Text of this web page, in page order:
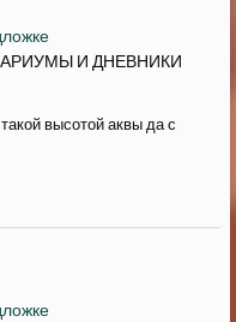
И ДНЕВНИКИ
высотой аквы да с